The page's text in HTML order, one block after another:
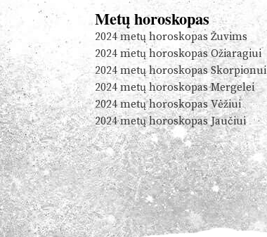
Metų horoskopas
2024 metų horoskopas Žuvims
2024 metų horoskopas Ožiaragiui
2024 metų horoskopas Skorpionui
2024 metų horoskopas Mergelei
2024 metų horoskopas Vėžiui
2024 metų horoskopas Jaučiui